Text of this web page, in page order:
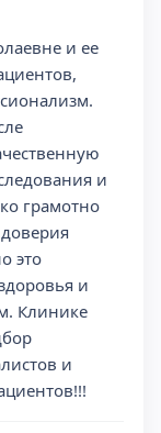
и ее
и
грамотно
это
и
Клинике
и